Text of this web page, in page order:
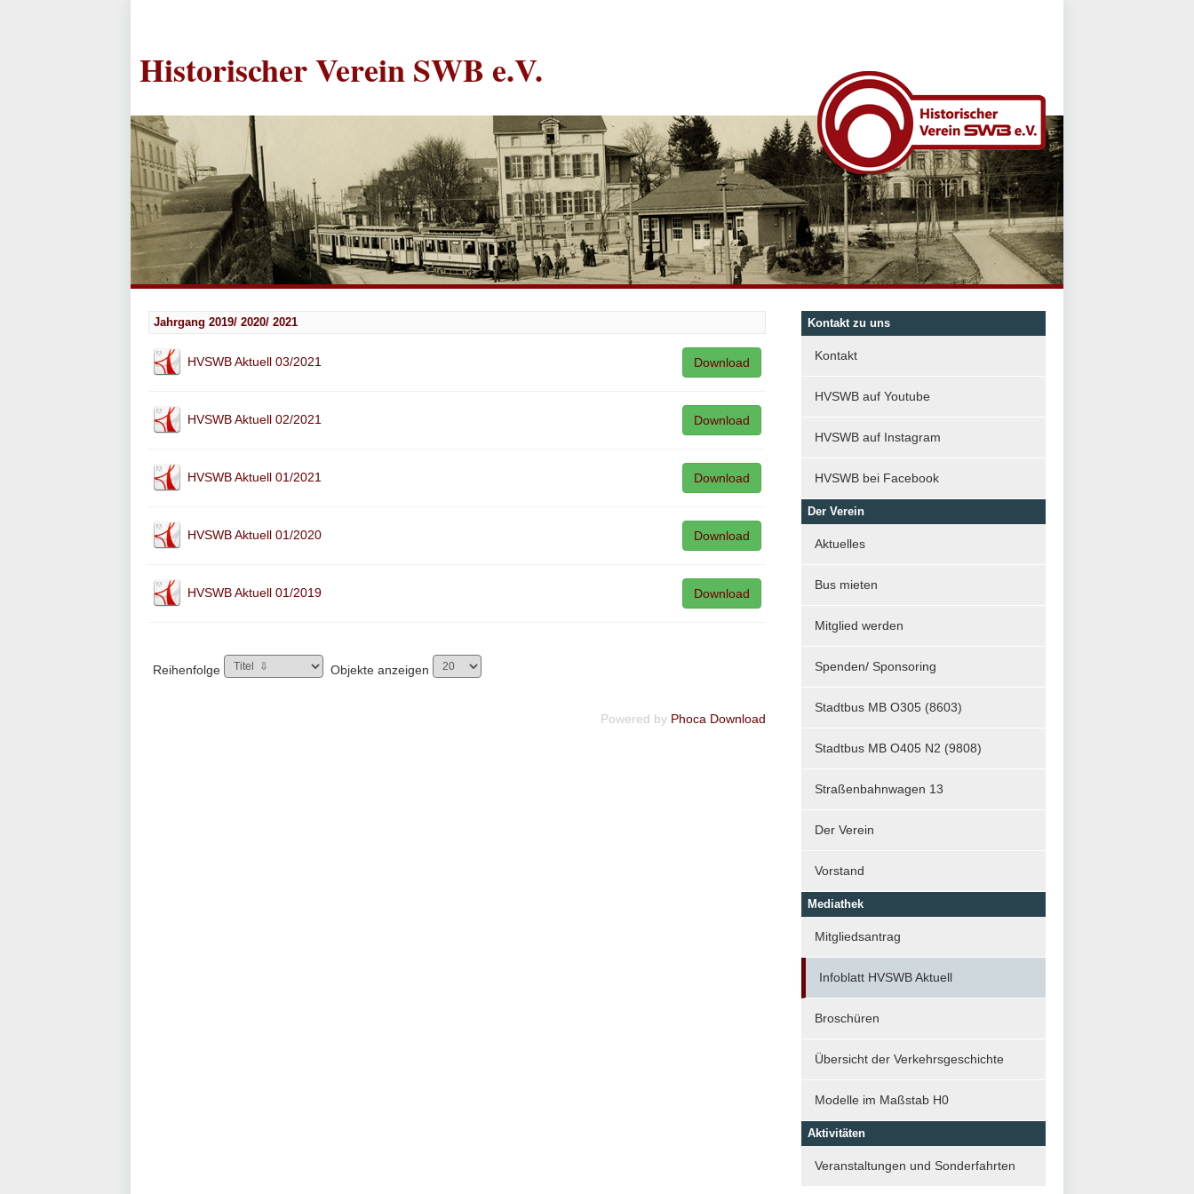
Historischer Verein SWB e.V.
Jahrgang 2019/ 2020/ 2021
HVSWB Aktuell 03/2021 Download
HVSWB Aktuell 02/2021 Download
HVSWB Aktuell 01/2021 Download
HVSWB Aktuell 01/2020 Download
HVSWB Aktuell 01/2019 Download
Reihenfolge Objekte anzeigen
Powered by Phoca Download
Kontakt zu uns
Kontakt
HVSWB auf Youtube
HVSWB auf Instagram
HVSWB bei Facebook
Der Verein
Aktuelles
Bus mieten
Mitglied werden
Spenden/ Sponsoring
Stadtbus MB O305 (8603)
Stadtbus MB O405 N2 (9808)
Straßenbahnwagen 13
Der Verein
Vorstand
Mediathek
Mitgliedsantrag
Infoblatt HVSWB Aktuell
Broschüren
Übersicht der Verkehrsgeschichte
Modelle im Maßstab H0
Aktivitäten
Veranstaltungen und Sonderfahrten